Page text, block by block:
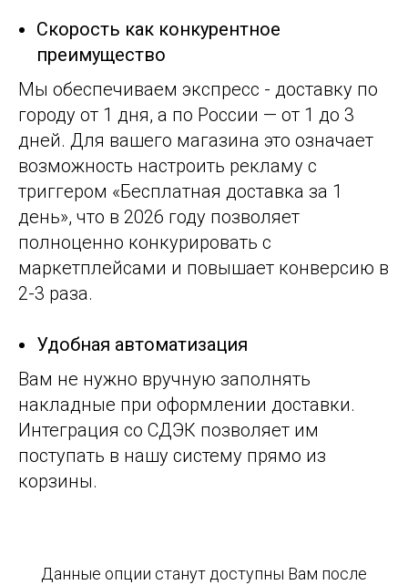
Скорость как конкурентное
преимущество
Мы обеспечиваем экспресс - доставку по
городу от 1 дня, а по России — от 1 до 3
дней. Для вашего магазина это означает
возможность настроить рекламу с
триггером «Бесплатная доставка за 1
день», что в 2026 году позволяет
полноценно конкурировать с
маркетплейсами и повышает конверсию в
2-3 раза.
Удобная автоматизация
Вам не нужно вручную заполнять
накладные при оформлении доставки.
Интеграция со СДЭК позволяет им
поступать в нашу систему прямо из
корзины.
Данные опции станут доступны Вам после